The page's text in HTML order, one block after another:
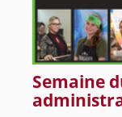
Semaine